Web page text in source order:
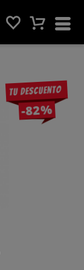
Tu descuento
-82%